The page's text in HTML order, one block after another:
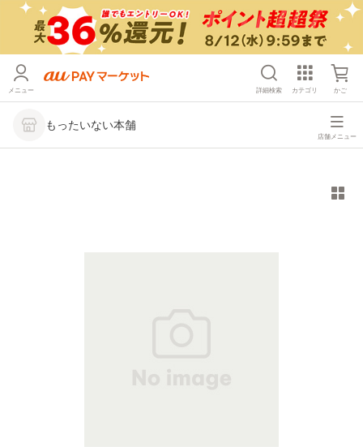
メニュー 詳細検索 カテゴリ かご
もったいない本舗
店舗メニュー